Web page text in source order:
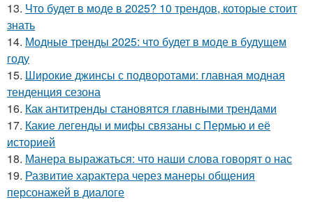
13. Что будет в моде в 2025? 10 трендов, которые стоит
знать
14. Модные тренды 2025: что будет в моде в будущем
году
15. Широкие джинсы с подворотами: главная модная
тенденция сезона
16. Как антитренды становятся главными трендами
17. Какие легенды и мифы связаны с Пермью и её
историей
18. Манера выражаться: что наши слова говорят о нас
19. Развитие характера через манеры общения
персонажей в диалоге